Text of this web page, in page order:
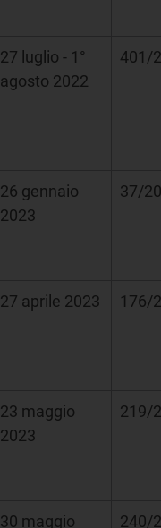
27 luglio - 1°
agosto 2022
401/
26 gennaio
2023
37/
27 aprile 2023 176/
23 maggio
2023
219/
30 maggio
240/